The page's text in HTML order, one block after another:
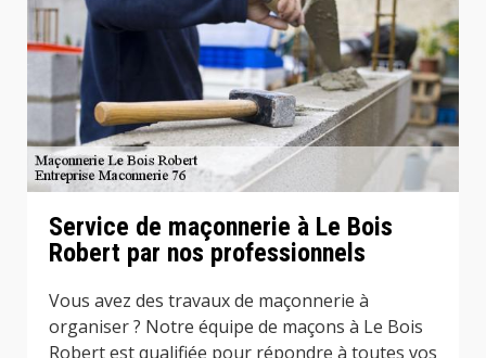
Service de maçonnerie à Le Bois
Robert par nos professionnels
Vous avez des travaux de maçonnerie à
organiser ? Notre équipe de maçons à Le Bois
Robert est qualifiée pour répondre à toutes vos